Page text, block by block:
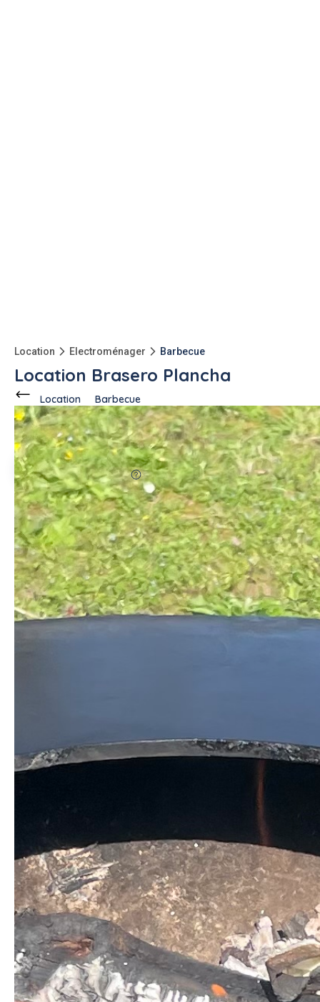
Location Electroménager Barbecue
Location Brasero Plancha
Location Barbecue
Ce voisinpropose en locationàL'Union (31240)
67%fiable 2 annonces
-5kgqu'à l'achat
2x moins cherqu'en magasin
Description de l'annonce
Rendez vos événements en plein air encore plus spéciaux
avec notre service de location de Brasero Plancha
"Flambert". Conçu pour allier fonctionnalité et convivialité,
d'une surface de cuisson généreuse de 80 cm de diamètre, il
offre amplement d'espace pour griller, saisir et cuisiner une
variété de plats délicieux.
Notre brasero plancha "Flambert", fabriquer artisanalement
garantissant ainsi des résultats de cuisson parfaits à chaque
Que vous soyez un chef amateur ou expérimenté, notre
brasero plancha est facile à utiliser et à entretenir. Son
design ergonomique et ses commandes intuitives vous
permettent de contrôler la température avec précision pour
des résultats de cuisson optimaux.
En plus de sa fonctionnalité exceptionnelle, notre brasero
plancha "Flambert" crée une ambiance conviviale et
décontractée, réunissant vos invités autour de la cuisson en